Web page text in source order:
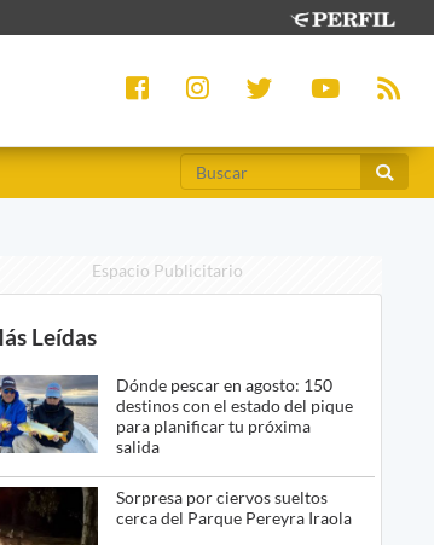
Espacio Publicitario
Leídas
Dónde pescar en agosto: 150
destinos con el estado del pique
para planificar tu próxima
salida
Sorpresa por ciervos sueltos
cerca del Parque Pereyra Iraola